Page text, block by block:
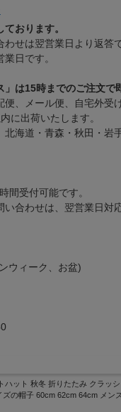
おります。
せは翌営業日より返答で
日です。
」は15時までのご注文で
便、メール便、自宅外受
に出荷いたします。
海道・青森・秋田・岩
間受付可能です。
合わせは、翌営業日対
ウィーク、お盆)
ハット 秋冬 折りたたみ クラッ
の帽子 60cm 62cm 64cm メン